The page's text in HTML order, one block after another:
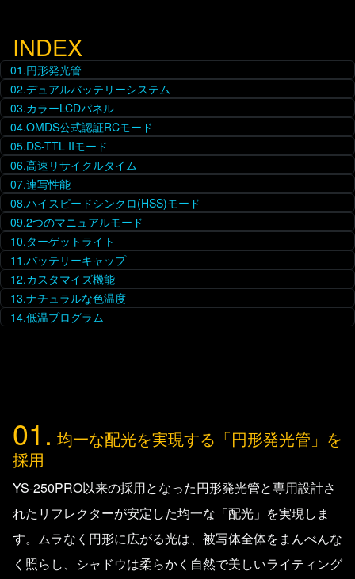
INDEX
01.円形発光管
02.デュアルバッテリーシステム
03.カラーLCDパネル
04.OMDS公式認証RCモード
05.DS-TTL IIモード
06.高速リサイクルタイム
07.連写性能
08.ハイスピードシンクロ(HSS)モード
09.2つのマニュアルモード
10.ターゲットライト
11.バッテリーキャップ
12.カスタマイズ機能
13.ナチュラルな色温度
14.低温プログラム
01. 均一な配光を実現する「円形発光管」を
採用
YS-250PRO以来の採用となった円形発光管と専用設計さ
れたリフレクターが安定した均一な「配光」を実現しま
す。ムラなく円形に広がる光は、被写体全体をまんべんな
く照らし、シャドウは柔らかく自然で美しいライティング